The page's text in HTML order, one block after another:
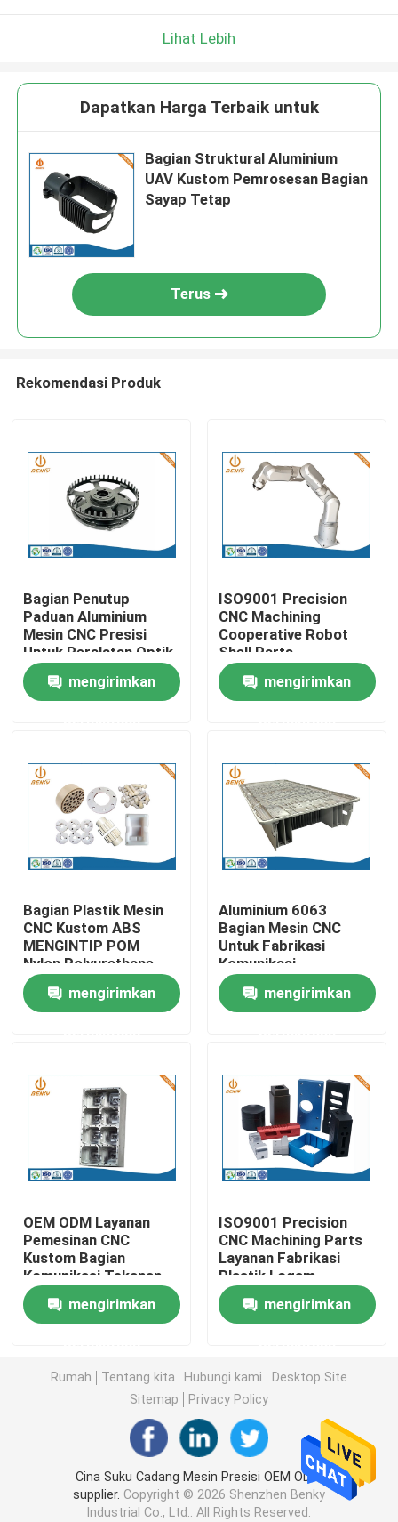
Rumah
Produk
Wisata pabrik
Kontrol kualitas
Berita
Pengecoran aluminium die
Bagian Mesin CNC
Bagian Pembubutan CNC
Bagian Penggilingan CNC
Kandang Elektronik Kustom
Cetakan injeksi plastik
Cetakan Die Casting
Suku Cadang Mobil Die Casting
Lihat Lebih
Dapatkan Harga Terbaik untuk
Bagian Struktural Aluminium
UAV Kustom Pemrosesan Bagian
Sayap Tetap
Terus
Rekomendasi Produk
Bagian Penutup
Paduan Aluminium
Mesin CNC Presisi
Untuk Peralatan Optik
mengirimkan
ISO9001 Precision
CNC Machining
Cooperative Robot
Shell Parts
Processing
mengirimkan
Bagian Plastik Mesin
CNC Kustom ABS
MENGINTIP POM
Nylon Polyurethane
Milling Machines Parts
mengirimkan
Aluminium 6063
Bagian Mesin CNC
Untuk Fabrikasi
Komunikasi
mengirimkan
OEM ODM Layanan
Pemesinan CNC
Kustom Bagian
Komunikasi Tekanan
Tinggi
mengirimkan
ISO9001 Precision
CNC Machining Parts
Layanan Fabrikasi
Plastik Logam
mengirimkan
Rumah Tentang kita Hubungi kami
Desktop Site
Sitemap
Privacy Policy
Cina Suku Cadang Mesin Presisi OEM ODM
supplier. Copyright © 2026 Shenzhen Benky
Industrial Co., Ltd.. All Rights Reserved.